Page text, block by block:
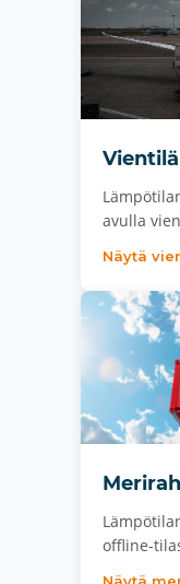
avulla
Näytä
offline-